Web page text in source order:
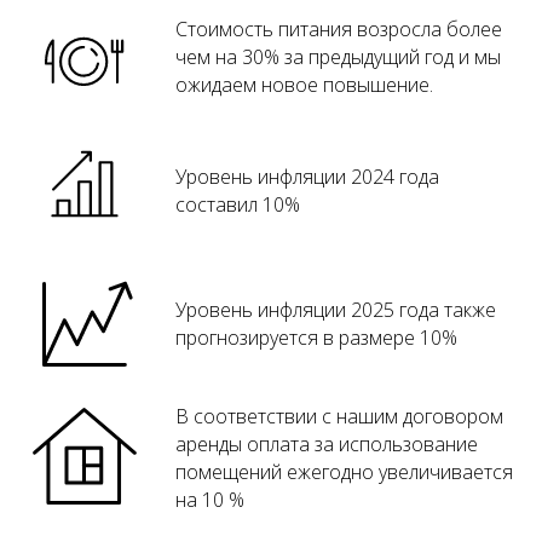
Стоимость питания возросла более
чем на 30% за предыдущий год и мы
ожидаем новое повышение.
Уровень инфляции 2024 года
составил 10%
Уровень инфляции 2025 года также
прогнозируется в размере 10%
В соответствии с нашим договором
аренды оплата за использование
помещений ежегодно увеличивается
на 10 %